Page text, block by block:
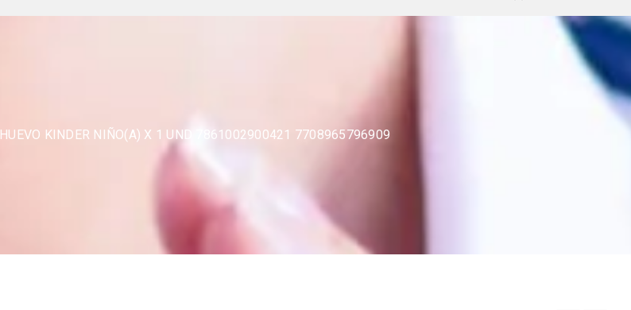
HUEVO KINDER NIÑO(A) X 1 UND 7861002900421 7708965796909